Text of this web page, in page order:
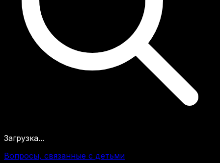
Загрузка...
Вопросы, связанные с детьми